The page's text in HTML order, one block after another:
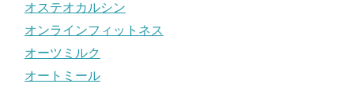
オステオカルシン
オンラインフィットネス
オーツミルク
オートミール